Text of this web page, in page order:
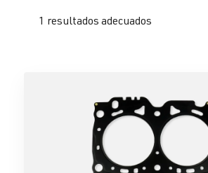
1 resultados adecuados